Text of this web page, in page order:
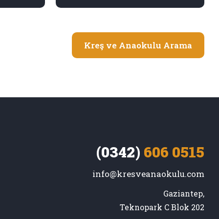
Kreş ve Anaokulu Arama
(0342) 606 0515
info@kresveanaokulu.com
Gaziantep,
Teknopark C Blok 202